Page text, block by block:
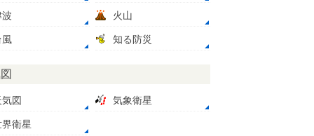
火山
風 知る防災
気図 気象衛星
界衛星